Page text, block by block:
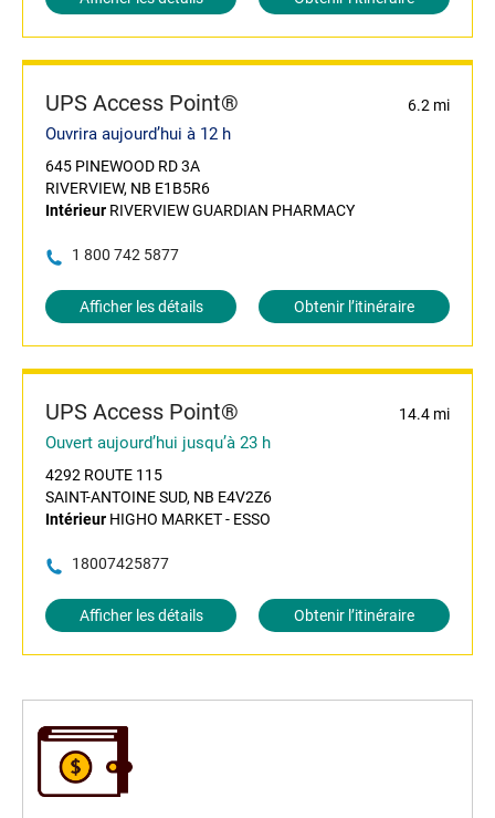
UPS Access Point® 6.2 mi
Ouvrira aujourd’hui à 12 h
645 PINEWOOD RD 3A
RIVERVIEW, NB E1B5R6
Intérieur RIVERVIEW GUARDIAN PHARMACY
1 800 742 5877
Afficher les détails Obtenir l’itinéraire
UPS Access Point® 14.4 mi
Ouvert aujourd’hui jusqu’à 23 h
4292 ROUTE 115
SAINT-ANTOINE SUD, NB E4V2Z6
Intérieur HIGHO MARKET - ESSO
18007425877
Afficher les détails Obtenir l’itinéraire